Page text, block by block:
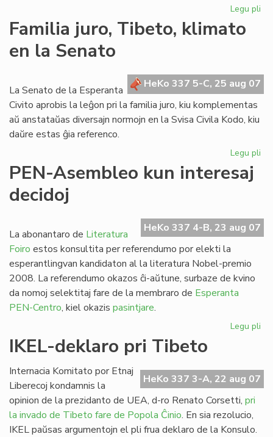
Legu pli
Familia juro, Tibeto, klimato
en la Senato
HeKo 337 5-C, 25 aug 07
La Senato de la Esperanta
Civito aprobis la leĝon pri la familia juro, kiu komplementas
aŭ anstataŭas diversajn normojn en la Svisa Civila Kodo, kiu
daŭre estas ĝia referenco.
Legu pli
en
PEN-Asembleo kun interesaj
decidoj
HeKo 337 4-B, 23 aug 07
La abonantaro de Literatura
Foiro estos konsultita per referendumo por elekti la
esperantlingvan kandidaton al la literatura Nobel-premio
2008. La referendumo okazos ĉi-aŭtune, surbaze de kvino
da nomoj selektitaj fare de la membraro de Esperanta
PEN-Centro, kiel okazis pasintjare.
Legu pli
IKEL-deklaro pri Tibeto
HeKo 337 3-A, 22 aug 07
Internacia Komitato por Etnaj
Liberecoj kondamnis la
opinion de la prezidanto de UEA, d-ro Renato Corsetti, pri
la invado de Tibeto fare de Popola Ĉinio. En sia rezolucio,
IKEL paŭsas argumentojn el pli frua deklaro de la Konsulo.